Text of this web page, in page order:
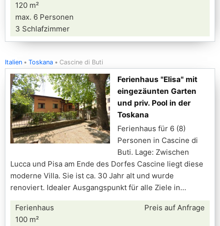
120 m²
max. 6 Personen
3 Schlafzimmer
Italien Toskana Cascine di Buti
Ferienhaus "Elisa" mit
eingezäunten Garten
und priv. Pool in der
Toskana
Ferienhaus für 6 (8)
Personen in Cascine di
Buti. Lage: Zwischen
Lucca und Pisa am Ende des Dorfes Cascine liegt diese
moderne Villa. Sie ist ca. 30 Jahr alt und wurde
renoviert. Idealer Ausgangspunkt für alle Ziele in
Ferienhaus
100 m²
Preis auf Anfrage